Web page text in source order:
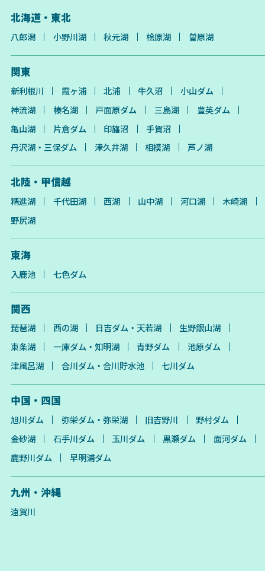
北海道・東北
八郎潟 小野川湖 秋元湖 桧原湖 曽原湖
関東
新利根川 霞ヶ浦 北浦 牛久沼
小山ダム
神流湖
榛名湖 戸面原ダム 三島湖
豊英ダム
亀山湖
片倉ダム 印旛沼
手賀沼
丹沢湖・三保ダム
津久井湖 相模湖 芦ノ湖
北陸・甲信越
精進湖 千代田湖 西湖 山中湖 河口湖
木崎湖
野尻湖
東海
入鹿池 七色ダム
関西
琵琶湖 西の湖 日吉ダム・天若湖
生野銀山湖
東条湖
一庫ダム・知明湖 青野ダム
池原ダム
津風呂湖
合川ダム・合川貯水池 七川ダム
中国・四国
旭川ダム 弥栄ダム・弥栄湖 旧吉野川
野村ダム
金砂湖
石手川ダム 玉川ダム 黒瀬ダム
面河ダム
鹿野川ダム
早明浦ダム
九州・沖縄
遠賀川